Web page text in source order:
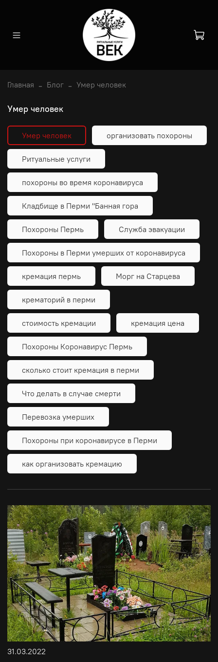
Главная Блог Умер человек
Умер человек
Умер человек организовать похороны
Ритуальные услуги
похороны во время коронавируса
Кладбище в Перми "Банная гора
Похороны Пермь Служба эвакуации
Похороны в Перми умерших от коронавируса
кремация пермь Морг на Старцева
крематорий в перми
стоимость кремации кремация цена
Похороны Коронавирус Пермь
сколько стоит кремация в перми
Что делать в случае смерти
Перевозка умерших
Похороны при коронавирусе в Перми
как организовать кремацию
31.03.2022